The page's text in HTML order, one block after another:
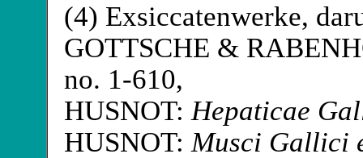
(4) Exsiccatenwerke,
GOTTSCHE &
no. 1-610,
HUSNOT: Hepaticae
HUSNOT: Musci Gallici